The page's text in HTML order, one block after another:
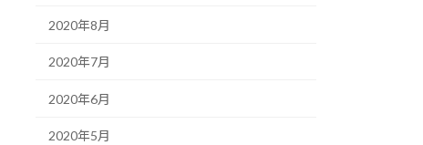
2020年8月
2020年7月
2020年6月
2020年5月